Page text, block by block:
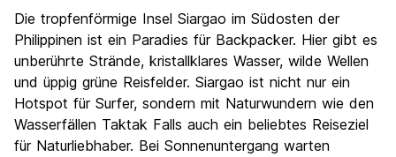
Die tropfenförmige Insel Siargao im Südosten der
Philippinen ist ein Paradies für Backpacker. Hier gibt es
unberührte Strände, kristallklares Wasser, wilde Wellen
und üppig grüne Reisfelder. Siargao ist nicht nur ein
Hotspot für Surfer, sondern mit Naturwundern wie den
Wasserfällen Taktak Falls auch ein beliebtes Reiseziel
für Naturliebhaber. Bei Sonnenuntergang warten